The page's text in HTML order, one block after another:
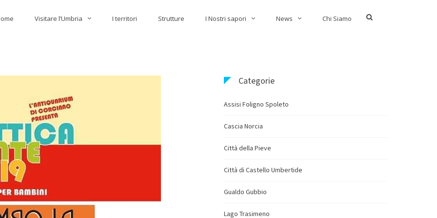
Visitare l’Umbria I territori Strutture I Nostri sapori News Chi Siamo
Show
Categorie
Assisi Foligno Spoleto
Cascia Norcia
Città della Pieve
Città di Castello Umbertide
Gualdo Gubbio
Lago Trasimeno